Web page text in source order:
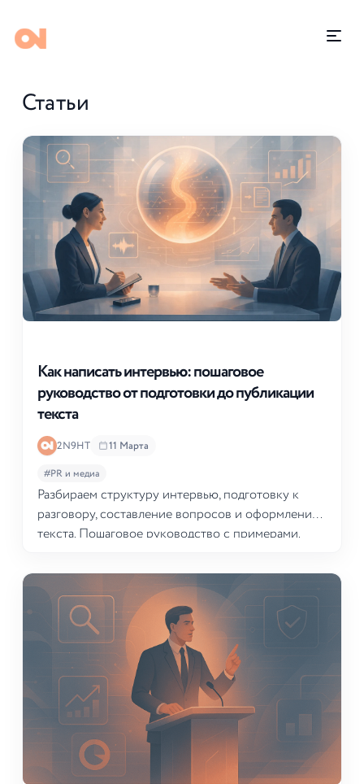
Статьи
Как написать интервью: пошаговое
руководство от подготовки до публикации
текста
2N9HT 11 Марта
#PR и медиа
Разбираем структуру интервью, подготовку к
разговору, составление вопросов и оформление
текста. Пошаговое руководство с примерами.